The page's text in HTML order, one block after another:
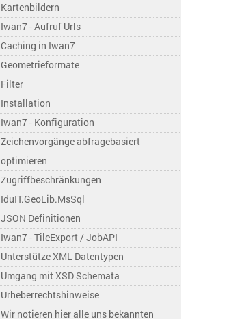
Kartenbildern
Iwan7 - Aufruf Urls
Caching in Iwan7
Geometrieformate
Filter
Installation
Iwan7 - Konfiguration
Zeichenvorgänge abfragebasiert
optimieren
Zugriffbeschränkungen
IduIT.GeoLib.MsSql
JSON Definitionen
Iwan7 - TileExport / JobAPI
Unterstütze XML Datentypen
Umgang mit XSD Schemata
Urheberrechtshinweise
Wir notieren hier alle uns bekannten